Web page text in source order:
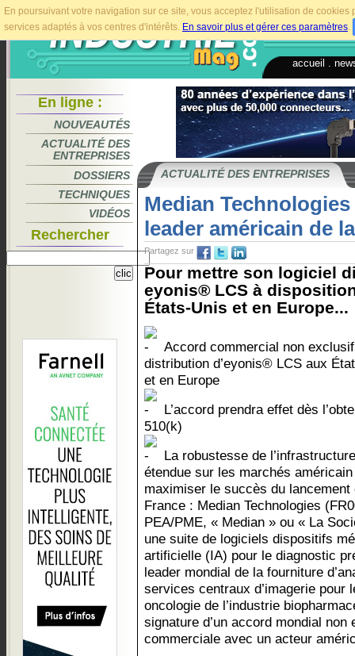
En poursuivant votre navigation sur ce site, vous acceptez l'utilisation de
services adaptés à vos centres d'intérêts. En savoir plus et gérer ces paramètres.
accueil
En ligne :
NOUVEAUTÉS
ACTUALITÉ DES
ENTREPRISES
DOSSIERS
TECHNIQUES
VIDÉOS
Rechercher
ACTUALITÉ DES ENTREPRISES
Median Technologies
leader américain de
Partagez sur
Pour mettre son logiciel
eyonis® LCS à
États-Unis et en Europe...
Accord commercial non
distribution d’eyonis® LCS aux
et en Europe
L’accord prendra effet dès
510(k)
La robustesse de
étendue sur les marchés
maximiser le succès du
France : Median Technologies
PEA/PME, « Median » ou « La
une suite de logiciels dispositifs
artificielle (IA) pour le diagnostic
leader mondial de la fourniture
services centraux d’imagerie pour
oncologie de l’industrie
signature d’un accord mondial
commerciale avec un acteur